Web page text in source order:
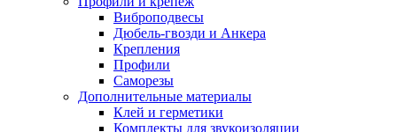
Виброподвесы
Дюбель-гвозди и Анкера
Крепления
Профили
Саморезы
Дополнительные материалы
Клей и герметики
Комплекты для звукоизоляции